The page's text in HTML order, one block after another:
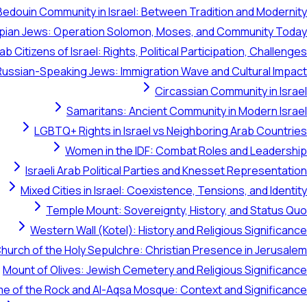
Community in Israel: Between Tradition and Modernity
Jews: Operation Solomon, Moses, and Community Today
Citizens of Israel: Rights, Political Participation, Challenges
Speaking Jews: Immigration Wave and Cultural Impact
Circassian Community in Israel
Samaritans: Ancient Community in Modern Israel
LGBTQ+ Rights in Israel vs Neighboring Arab Countries
Women in the IDF: Combat Roles and Leadership
Israeli Arab Political Parties and Knesset Representation
Mixed Cities in Israel: Coexistence, Tensions, and Identity
Temple Mount: Sovereignty, History, and Status Quo
Western Wall (Kotel): History and Religious Significance
of the Holy Sepulchre: Christian Presence in Jerusalem
Mount of Olives: Jewish Cemetery and Religious Significance
of the Rock and Al-Aqsa Mosque: Context and Significance